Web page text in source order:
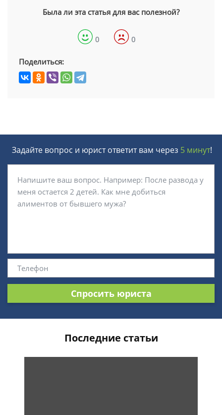
Была ли эта статья для вас полезной?
0 0
Поделиться:
Задайте вопрос и юрист ответит вам через 5 минут!
Спросить юриста
Последние статьи